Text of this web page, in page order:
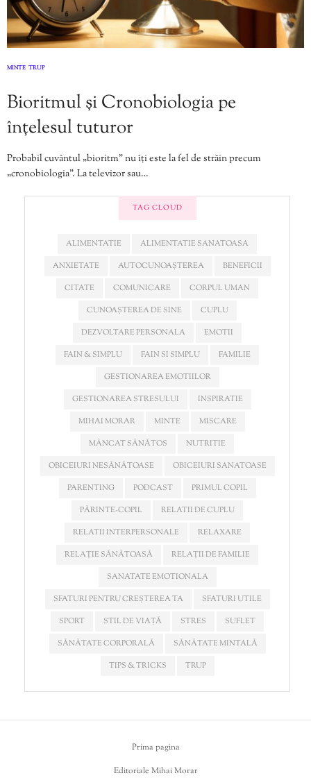
MINTE TRUP
Bioritmul și Cronobiologia pe
înțelesul tuturor
Probabil cuvântul „bioritm” nu îți este la fel de străin precum
„cronobiologia”. La televizor sau…
TAG CLOUD
ALIMENTATIE
ALIMENTATIE SANATOASA
ANXIETATE
AUTOCUNOAȘTEREA
BENEFICII
CITATE
COMUNICARE
CORPUL UMAN
CUNOAȘTEREA DE SINE
CUPLU
DEZVOLTARE PERSONALA
EMOTII
FAIN & SIMPLU
FAIN SI SIMPLU
FAMILIE
GESTIONAREA EMOTIILOR
GESTIONAREA STRESULUI
INSPIRATIE
MIHAI MORAR
MINTE
MISCARE
MÂNCAT SĂNĂTOS
NUTRITIE
OBICEIURI NESĂNĂTOASE
OBICEIURI SANATOASE
PARENTING
PODCAST
PRIMUL COPIL
PĂRINTE-COPIL
RELATII DE CUPLU
RELATII INTERPERSONALE
RELAXARE
RELAȚIE SĂNĂTOASĂ
RELAȚII DE FAMILIE
SANATATE EMOTIONALA
SFATURI PENTRU CREȘTEREA TA
SFATURI UTILE
SPORT
STIL DE VIAȚĂ STRES
SUFLET
SĂNĂTATE CORPORALĂ
SĂNĂTATE MINTALĂ
TIPS & TRICKS
TRUP
Prima pagina
Editoriale Mihai Morar